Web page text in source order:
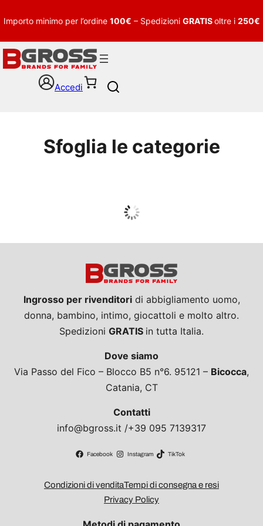
Importo minimo per l’ordine 100€ – Spedizioni GRATISoltre i 250€
Accedi
h
Sfoglia le categorie
Guarda tutto
Ingrosso per rivenditoridi abbigliamento uomo,
donna, bambino, intimo, giocattoli e molto altro.
Spedizioni GRATIS in tutta Italia.
Dove siamo
Via Passo del Fico – Blocco B5 n°6. 95121 – Bicocca,
Catania, CT
Contatti
info@bgross.it /+39 095 7139317
Facebook Instagram TikTok
Condizioni di venditaTempi di consegna e resi
Privacy Policy